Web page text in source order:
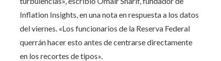
Inflation Insights, en una nota en respuesta a los datos
del viernes. «Los funcionarios de la Reserva Federal
querrán hacer esto antes de centrarse directamente
en los recortes de tipos».